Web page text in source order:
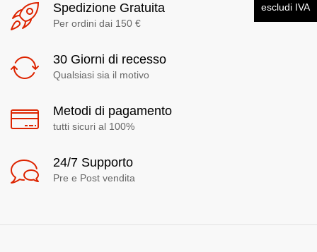
Spedizione Gratuita
Per ordini dai 150 €
30 Giorni di recesso
Qualsiasi sia il motivo
Metodi di pagamento
tutti sicuri al 100%
24/7 Supporto
Pre e Post vendita
escludi IVA